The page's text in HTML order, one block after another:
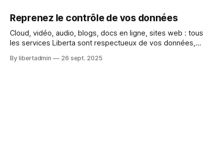
Reprenez le contrôle de vos données
Cloud, vidéo, audio, blogs, docs en ligne, sites web : tous
les services Liberta sont respectueux de vos données,
est un hébergeur éthique favorisant les logiciels libres, la
By libertadmin 26 sept. 2025